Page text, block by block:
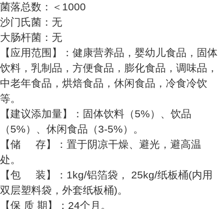
菌落总数：＜1000
沙门氏菌：无
大肠杆菌：无
【应用范围】：健康营养品，婴幼儿食品，固体
饮料，乳制品，方便食品，膨化食品，调味品，
中老年食品，烘焙食品，休闲食品，冷食冷饮
等。
【建议添加量】：固体饮料（5%）、饮品
（5%）、休闲食品（3-5%）。
【储 存】：置于阴凉干燥、避光，避高温
处。
【包 装】：1kg/铝箔袋， 25kg/纸板桶(内用
双层塑料袋，外套纸板桶)。
【保 质 期】：24个月。